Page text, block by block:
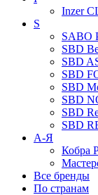
Inzer
S
SABO
SBD
SBD
SBD
SBD
SBD
SBD
SBD
А-Я
Кобра
Все бренды
По странам